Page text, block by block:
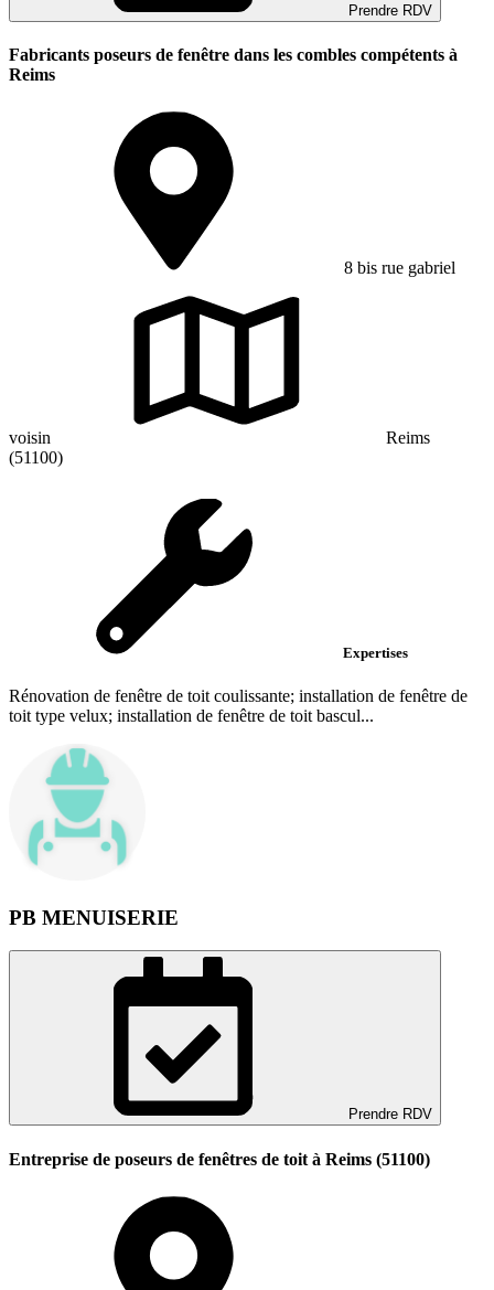
Prendre RDV
Fabricants poseurs de fenêtre dans les combles compétents à
Reims
8 bis rue gabriel
voisin
Reims
(51100)
Expertises
Rénovation de fenêtre de toit coulissante; installation de fenêtre de
toit type velux; installation de fenêtre de toit bascul...
PB MENUISERIE
Prendre RDV
Entreprise de poseurs de fenêtres de toit à Reims (51100)